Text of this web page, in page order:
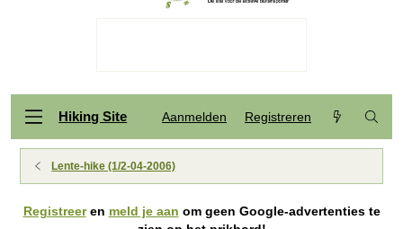
Hiking Site Aanmelden Registreren
Lente-hike (1/2-04-2006)
Registreeren meld je aan om geen Google-advertenties te